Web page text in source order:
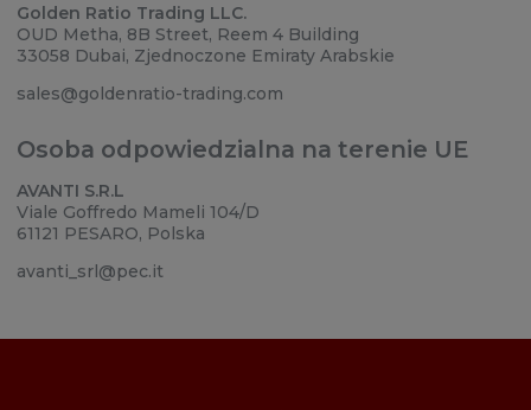
Golden Ratio Trading LLC.
OUD Metha, 8B Street, Reem 4 Building
33058 Dubai, Zjednoczone Emiraty Arabskie
sales@goldenratio-trading.com
Osoba odpowiedzialna na terenie UE
AVANTI S.R.L
Viale Goffredo Mameli 104/D
61121 PESARO, Polska
avanti_srl@pec.it